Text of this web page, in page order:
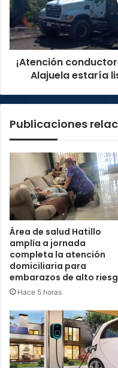
Rafael
Alajuela
estaría
listo
¡Atención
Alajuela estaría
Publicaciones
Área de salud Hatillo
amplía a jornada
completa la atención
domiciliaria para
embarazos de alto
Hace 5 horas